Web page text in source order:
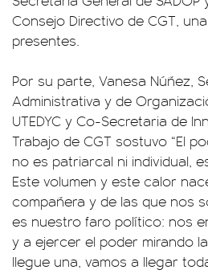
Consejo Directivo de CGT,
presentes.
Por su parte, Vanesa Núñez,
Administrativa y de
UTEDYC y Co-Secretaria de
Trabajo de CGT sostuvo “El
no es patriarcal ni individual,
Este volumen y este calor
compañera y de las que nos
es nuestro faro político: nos
y a ejercer el poder mirando
llegue una, vamos a llegar